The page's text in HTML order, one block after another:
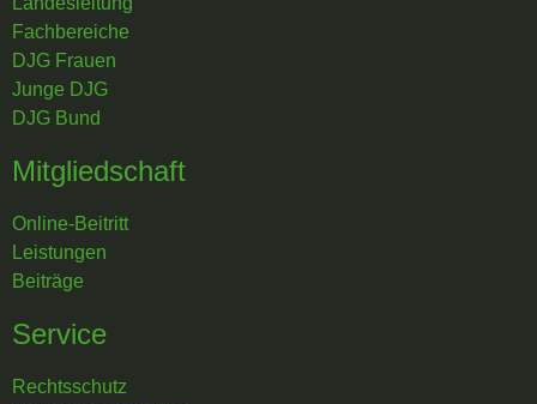
Fachbereiche
DJG Frauen
Junge DJG
DJG Bund
Mitgliedschaft
Online-Beitritt
Leistungen
Beiträge
Service
Rechtsschutz